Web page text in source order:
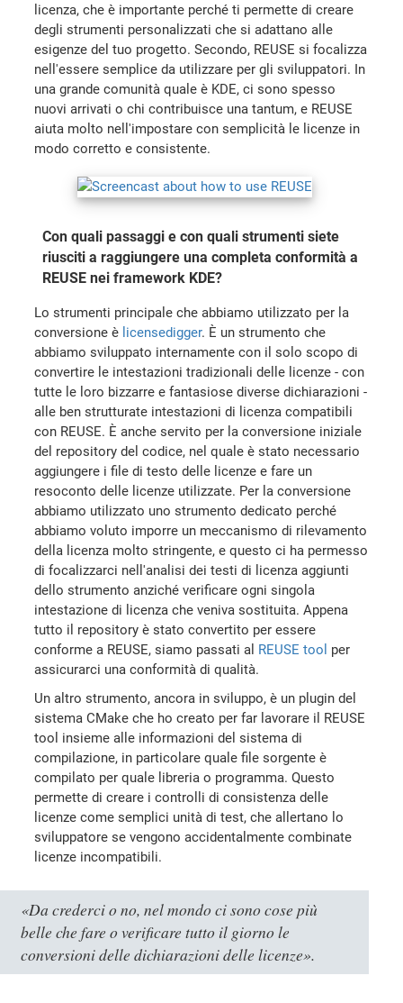
licenza, che è importante perché ti permette di creare
degli strumenti personalizzati che si adattano alle
esigenze del tuo progetto. Secondo, REUSE si focalizza
nell'essere semplice da utilizzare per gli sviluppatori. In
una grande comunità quale è KDE, ci sono spesso
nuovi arrivati o chi contribuisce una tantum, e REUSE
aiuta molto nell'impostare con semplicità le licenze in
modo corretto e consistente.
Con quali passaggi e con quali strumenti siete
riusciti a raggiungere una completa conformità a
REUSE nei framework KDE?
Lo strumenti principale che abbiamo utilizzato per la
conversione è licensedigger. È un strumento che
abbiamo sviluppato internamente con il solo scopo di
convertire le intestazioni tradizionali delle licenze - con
tutte le loro bizzarre e fantasiose diverse dichiarazioni -
alle ben strutturate intestazioni di licenza compatibili
con REUSE. È anche servito per la conversione iniziale
del repository del codice, nel quale è stato necessario
aggiungere i file di testo delle licenze e fare un
resoconto delle licenze utilizzate. Per la conversione
abbiamo utilizzato uno strumento dedicato perché
abbiamo voluto imporre un meccanismo di rilevamento
della licenza molto stringente, e questo ci ha permesso
di focalizzarci nell'analisi dei testi di licenza aggiunti
dello strumento anziché verificare ogni singola
intestazione di licenza che veniva sostituita. Appena
tutto il repository è stato convertito per essere
conforme a REUSE, siamo passati al REUSE tool per
assicurarci una conformità di qualità.
Un altro strumento, ancora in sviluppo, è un plugin del
sistema CMake che ho creato per far lavorare il REUSE
tool insieme alle informazioni del sistema di
compilazione, in particolare quale file sorgente è
compilato per quale libreria o programma. Questo
permette di creare i controlli di consistenza delle
licenze come semplici unità di test, che allertano lo
sviluppatore se vengono accidentalmente combinate
licenze incompatibili.
«Da crederci o no, nel mondo ci sono cose più
belle che fare o verificare tutto il giorno le
conversioni delle dichiarazioni delle licenze».